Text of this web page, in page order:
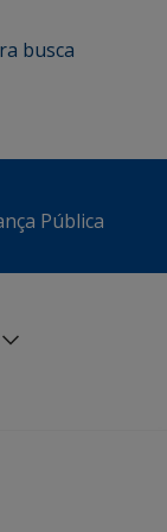
busca
Pública